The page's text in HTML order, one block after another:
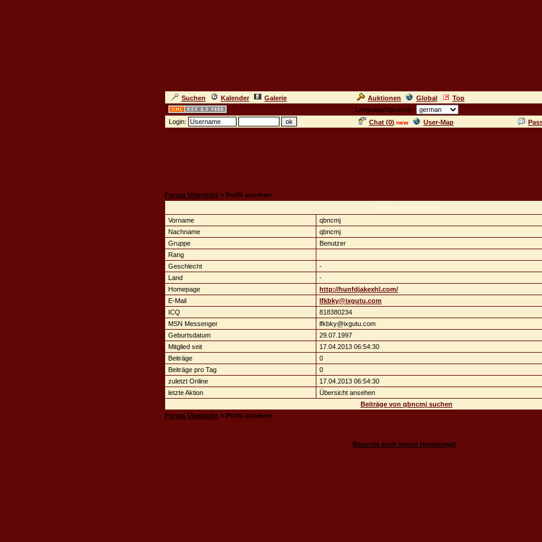
Suchen Kalender Galerie Auktionen Global Top
Language/Sprache:
Login:
Chat (0) new User-Map
Forum Übersicht » Profil ansehen
Vorname
qbncmj
Nachname
qbncmj
Gruppe
Benutzer
Rang
Geschlecht
-
Land
-
Homepage
http://hunfdjakexhl.com/
E-Mail
lfkbky@ixgutu.com
ICQ
818380234
MSN Messenger
lfkbky@ixgutu.com
Geburtsdatum
29.07.1997
Mitglied seit
17.04.2013 06:54:30
Beiträge
0
Beiträge pro Tag
0
zuletzt Online
17.04.2013 06:54:30
letzte Aktion
Übersicht ansehen
Beiträge von qbncmj suchen
Forum Übersicht » Profil ansehen
Besucht auch meine Homepage!